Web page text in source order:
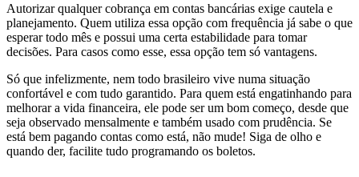
Autorizar qualquer cobrança em contas bancárias exige cautela e
planejamento. Quem utiliza essa opção com frequência já sabe o que
esperar todo mês e possui uma certa estabilidade para tomar
decisões. Para casos como esse, essa opção tem só vantagens.
Só que infelizmente, nem todo brasileiro vive numa situação
confortável e com tudo garantido. Para quem está engatinhando para
melhorar a vida financeira, ele pode ser um bom começo, desde que
seja observado mensalmente e também usado com prudência. Se
está bem pagando contas como está, não mude! Siga de olho e
quando der, facilite tudo programando os boletos.